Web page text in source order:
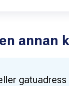
annan